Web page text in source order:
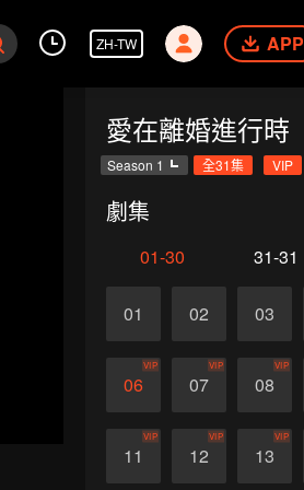
ZH-TW APP
愛在離婚進行時
Season 1 全31集 VIP
劇集
01-30 31-31
01 02 03
06
VIP
07
VIP
08
VIP
11
VIP
12
VIP
13
VIP